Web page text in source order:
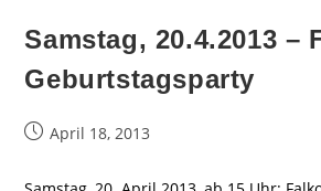
Samstag, 20.4.2013 –
Geburtstagsparty
BeitragApril 18, 2013